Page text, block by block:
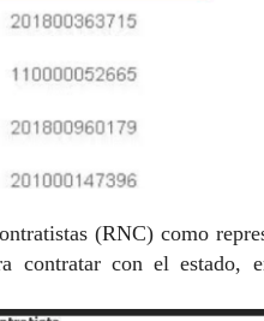
(RNC) como
contratar con el estado,